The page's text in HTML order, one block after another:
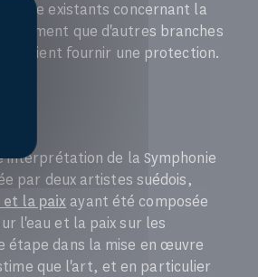
existants concernant la
que d'autres branches
fournir une protection.
interprétation de la Symphonie
par deux artistes suédois,
et la paix ayant été composée
l'eau et la paix sur les
dans la mise en œuvre
que l'art, et en particulier